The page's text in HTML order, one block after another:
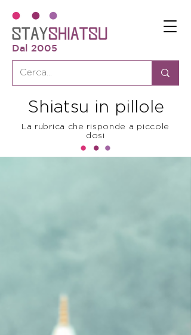
Dal 2005
Shiatsu in pillole
La rubrica che risponde a piccole
dosi